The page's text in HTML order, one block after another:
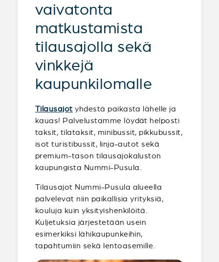
vaivatonta
matkustamista
tilausajolla sekä
vinkkejä
kaupunkilomalle
Tilausajot yhdestä paikasta lähelle ja
kauas! Palvelustamme löydät helposti
taksit, tilataksit, minibussit, pikkubussit,
isot turistibussit, linja-autot sekä
premium-tason tilausajokaluston
kaupungista Nummi-Pusula.
Tilausajot Nummi-Pusula alueella
palvelevat niin paikallisia yrityksiä,
kouluja kuin yksityishenkilöitä.
Kuljetuksia järjestetään usein
esimerkiksi lähikaupunkeihin,
tapahtumiin sekä lentoasemille.